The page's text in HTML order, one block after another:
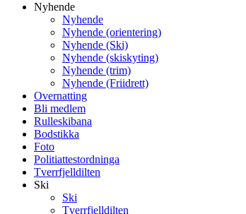
Nyhende
Nyhende
Nyhende (orientering)
Nyhende (Ski)
Nyhende (skiskyting)
Nyhende (trim)
Nyhende (Friidrett)
Overnatting
Bli medlem
Rulleskibana
Bodstikka
Foto
Politiattestordninga
Tverrfjelldilten
Ski
Ski
Tverrfjelldilten